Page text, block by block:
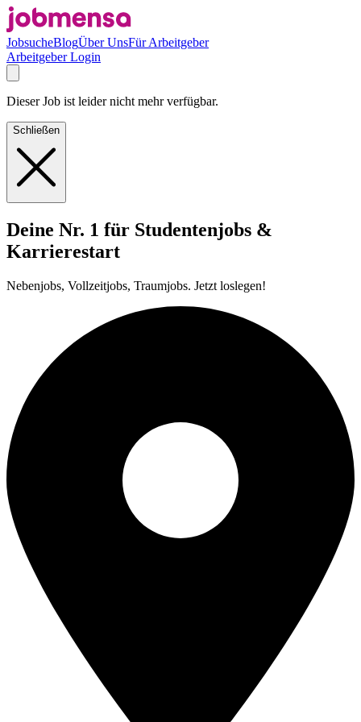
JobsucheBlogÜber UnsFür Arbeitgeber
Arbeitgeber Login
Dieser Job ist leider nicht mehr verfügbar.
Schließen
Deine Nr. 1 für Studentenjobs &
Karrierestart
Nebenjobs, Vollzeitjobs, Traumjobs. Jetzt loslegen!